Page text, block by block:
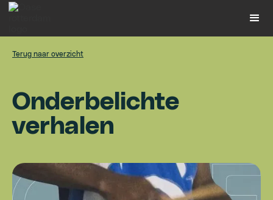
Terug naar overzicht
Onder be ichte
ver ha en